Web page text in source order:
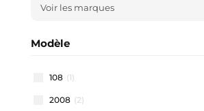
Modèle
108 (1)
2008 (2)